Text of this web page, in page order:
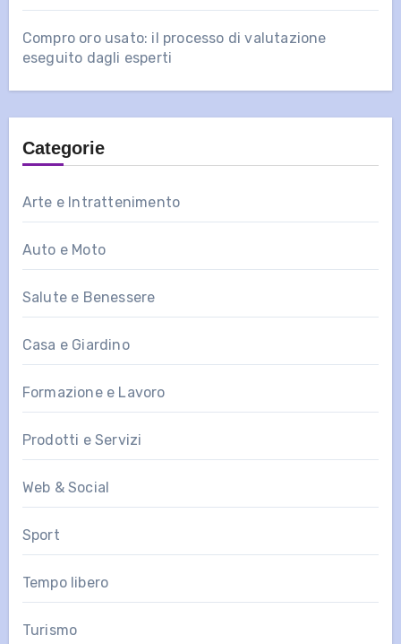
Compro oro usato: il processo di valutazione
eseguito dagli esperti
Categorie
Arte e Intrattenimento
Auto e Moto
Salute e Benessere
Casa e Giardino
Formazione e Lavoro
Prodotti e Servizi
Web & Social
Sport
Tempo libero
Turismo